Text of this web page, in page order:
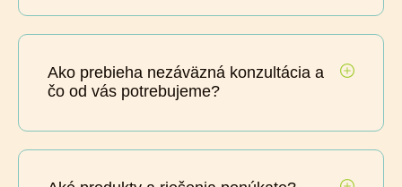
Ako prebieha nezáväzná konzultácia a
čo od vás potrebujeme?